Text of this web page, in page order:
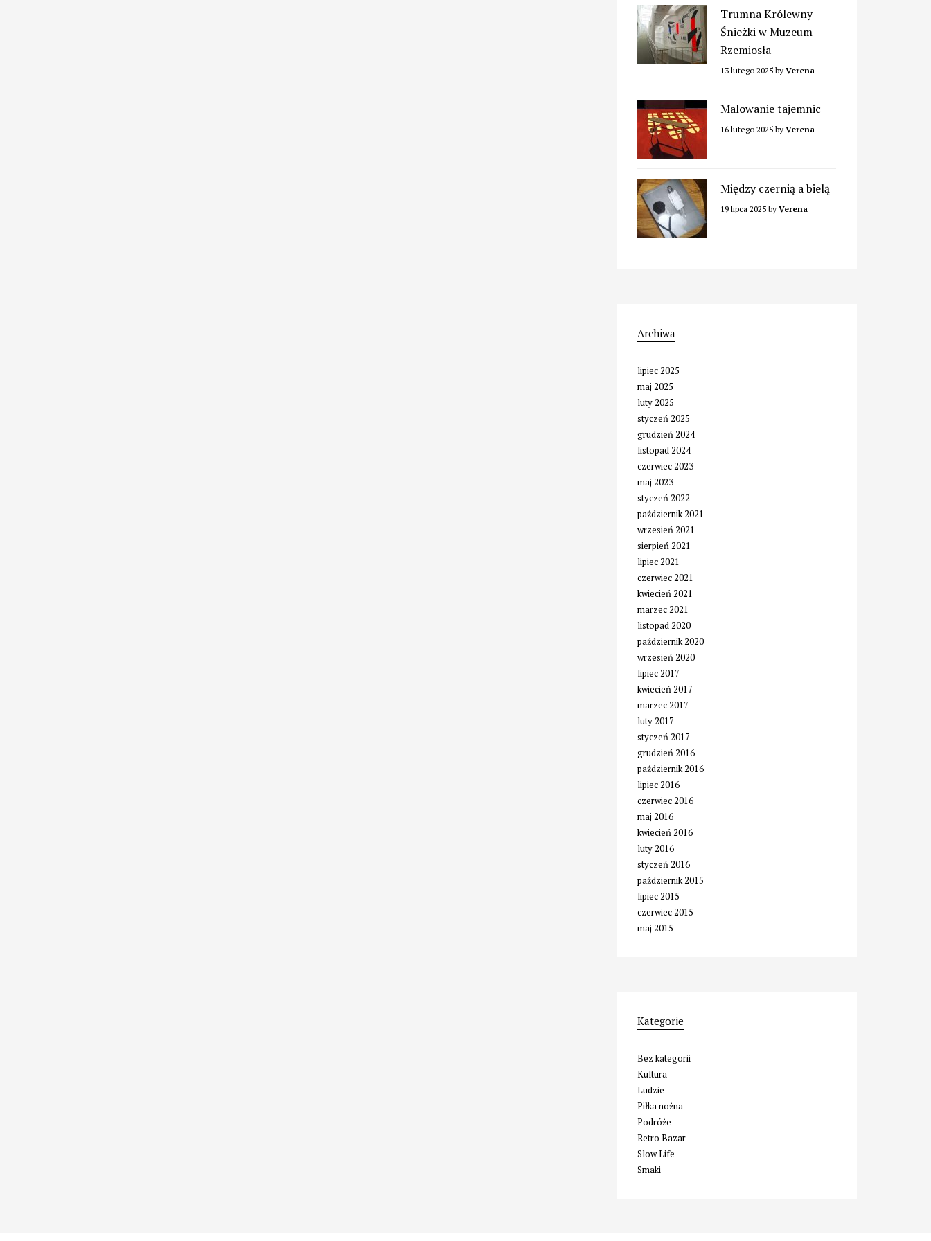
Trumna Królewny
Śnieżki w Muzeum
Rzemiosła
13 lutego 2025by Verena
Malowanie tajemnic
16 lutego 2025by Verena
Między czernią a bielą
19 lipca 2025by Verena
Archiwa
lipiec 2025
maj 2025
luty 2025
styczeń 2025
grudzień 2024
listopad 2024
czerwiec 2023
maj 2023
styczeń 2022
październik 2021
wrzesień 2021
sierpień 2021
lipiec 2021
czerwiec 2021
kwiecień 2021
marzec 2021
listopad 2020
październik 2020
wrzesień 2020
lipiec 2017
kwiecień 2017
marzec 2017
luty 2017
styczeń 2017
grudzień 2016
październik 2016
lipiec 2016
czerwiec 2016
maj 2016
kwiecień 2016
luty 2016
styczeń 2016
październik 2015
lipiec 2015
czerwiec 2015
maj 2015
Kategorie
Bez kategorii
Kultura
Ludzie
Piłka nożna
Podróże
Retro Bazar
Slow Life
Smaki